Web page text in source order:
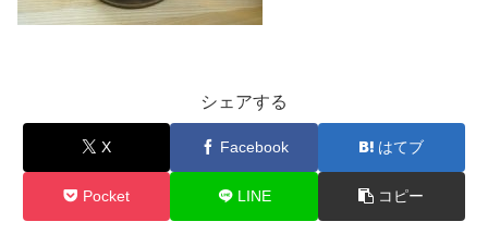
シェアする
X Facebook はてブ
Pocket LINE コピー